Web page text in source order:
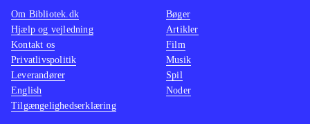
The walking dead (Sæson 2, Xbox
One) og Back to the future - the
game (Playstation 4)
Det er Telltale
Games, der står bag og de har
tidligere fået ros for kapitelopdelte
adventures som The wolf among us
Om Bibliotek.dk
Hjælp og vejledning
Kontakt os
Privatlivspolitik
Leverandører
English
Tilgængelighedserklæring
Bøger
Artikler
Film
Musik
Spil
Noder